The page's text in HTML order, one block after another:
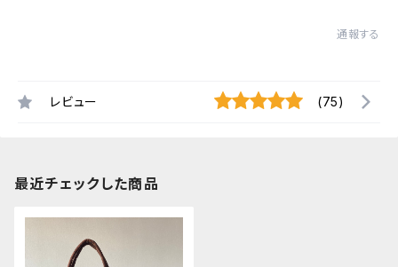
通報する
レビュー (75)
最近チェックした商品